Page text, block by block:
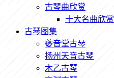
古琴曲欣赏
十大名曲欣赏
古琴图集
夔音堂古琴
扬州天音古琴
木乙古琴